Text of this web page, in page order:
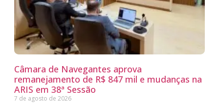
Câmara de Navegantes aprova
remanejamento de R$ 847 mil e mudanças na
ARIS em 38ª Sessão
7 de agosto de 2026